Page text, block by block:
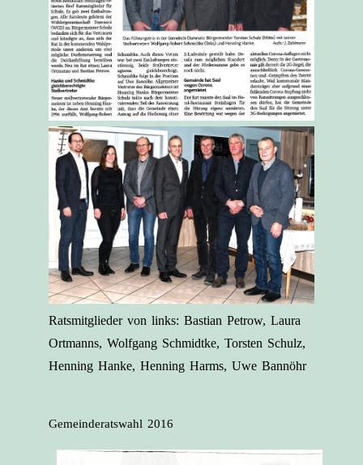
Ratsmitglieder von links: Bastian Petrow, Laura
Ortmanns, Wolfgang Schmidtke, Torsten Schulz,
Henning Hanke, Henning Harms, Uwe Bannöhr
Gemeinderatswahl 2016